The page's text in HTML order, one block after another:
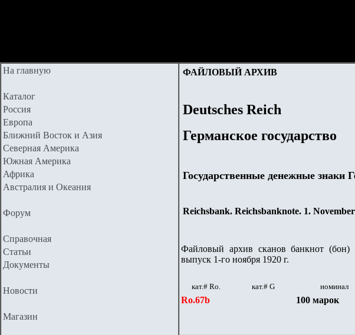
На главную
Каталог
Россия
Европа
Ближний Восток и Азия
Северная Америка
Южная Америка
Африка
Австралия и Океания
Форум
Справочная
Статьи
Документы
Новости
Магазин
ФАЙЛОВЫЙ АРХИВ
Deutsches Reich
Германское государство
Государственные денежные знаки
Reichsbank. Reichsbanknote. 1.
Файловый архив сканов банкнот (бон)
выпуск 1-го ноября 1920 г.
кат.# Ro. кат.# G номинал
Ro.67b 100 марок